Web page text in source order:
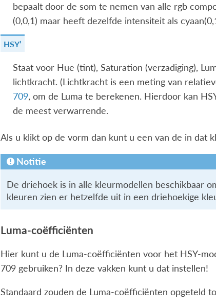
bepaalt door de som te nemen van alle rgb
(0,0,1) maar heeft dezelfde intensiteit als
HSY’
Staat voor Hue (tint), Saturation (verzadiging),
lichtkracht. (Lichtkracht is een meting van
709, om de Luma te berekenen. Hierdoor kan
de meest verwarrende.
Als u klikt op de vorm dan kunt u een van de in dat
Notitie
De driehoek is in alle kleurmodellen beschikbaar
kleuren zien er hetzelfde uit in een driehoekige
Luma-coëfficiënten
Hier kunt u de Luma-coëfficiënten voor het HSY-
709 gebruiken? In deze vakken kunt u dat instellen!
Standaard zouden de Luma-coëfficiënten opgeteld